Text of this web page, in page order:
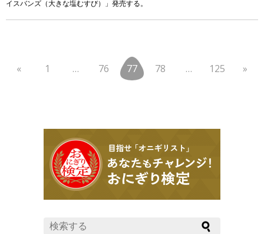
イスバンズ（大きな塩むすび）」発売する。
« 1 … 76 77 78 … 125 »